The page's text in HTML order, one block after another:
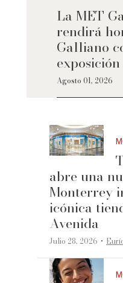
La MET
rendirá
Galliano
exposición
Agosto 01, 2026
abre una
Monterrey
icónica
Avenida
Julio 28, 2026 ·